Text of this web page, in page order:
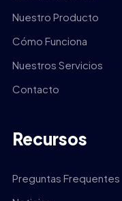
Nuestro Producto
Cómo Funciona
Nuestros Servicios
Contacto
Recursos
Preguntas Frequentes